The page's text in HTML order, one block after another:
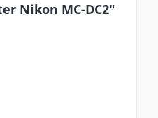
Nikon MC-DC2"